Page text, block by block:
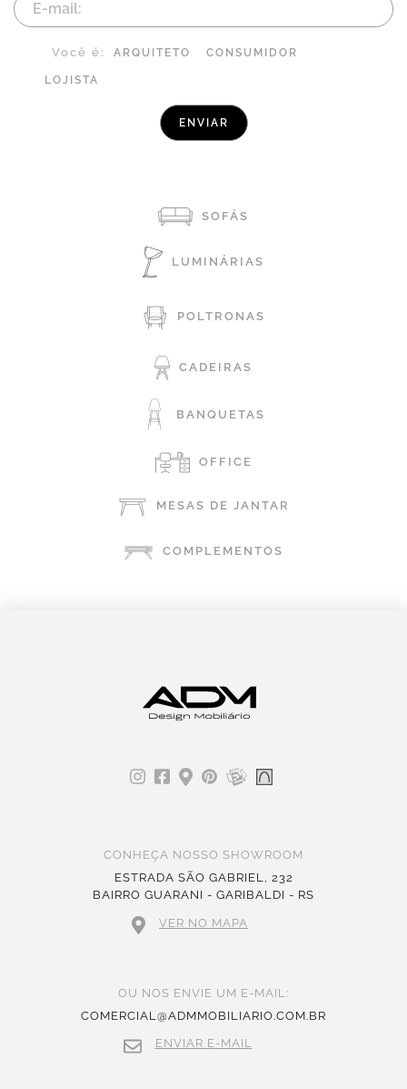
Você é: ARQUITETO CONSUMIDOR
LOJISTA
SOFÁS
LUMINÁRIAS
POLTRONAS
CADEIRAS
BANQUETAS
OFFICE
MESAS DE JANTAR
COMPLEMENTOS
CONHEÇA NOSSO SHOWROOM
ESTRADA SÃO GABRIEL, 232
BAIRRO GUARANI - GARIBALDI - RS
VER NO MAPA
OU NOS ENVIE UM E-MAIL:
COMERCIAL@ADMMOBILIARIO.COM.BR
ENVIAR E-MAIL